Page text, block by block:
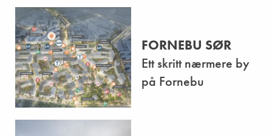
FORNEBU SØR
Ett skritt nærmere by
på Fornebu